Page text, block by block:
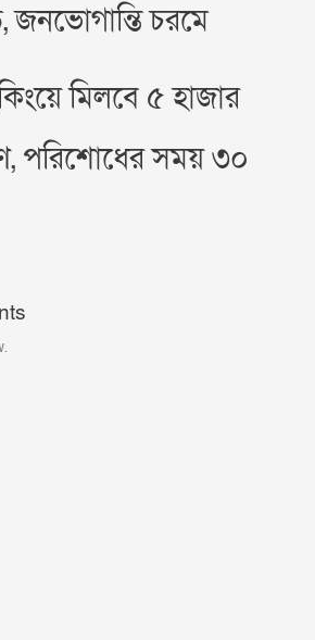
জনভোগান্তি চরমে
মিলবে ৫ হাজার
পরিশোধের সময় ৩০